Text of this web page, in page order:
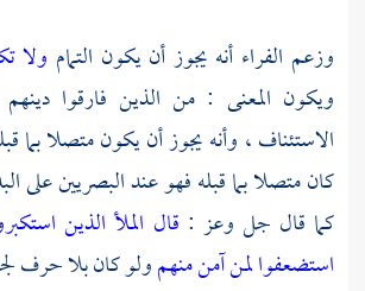
وزعم الفراء أنه يجوز أن يكون التمام ولا
ويكون المعنى : من الذين فارقوا
الاستئناف ، وأنه يجوز أن يكون متصلا بما
كان متصلا بما قبله فهو عندالبصريينعلى
كما قال جل وعز : قال الملأ الذين
استضعفوا لمن آمن منهمولو كان بلا حرف